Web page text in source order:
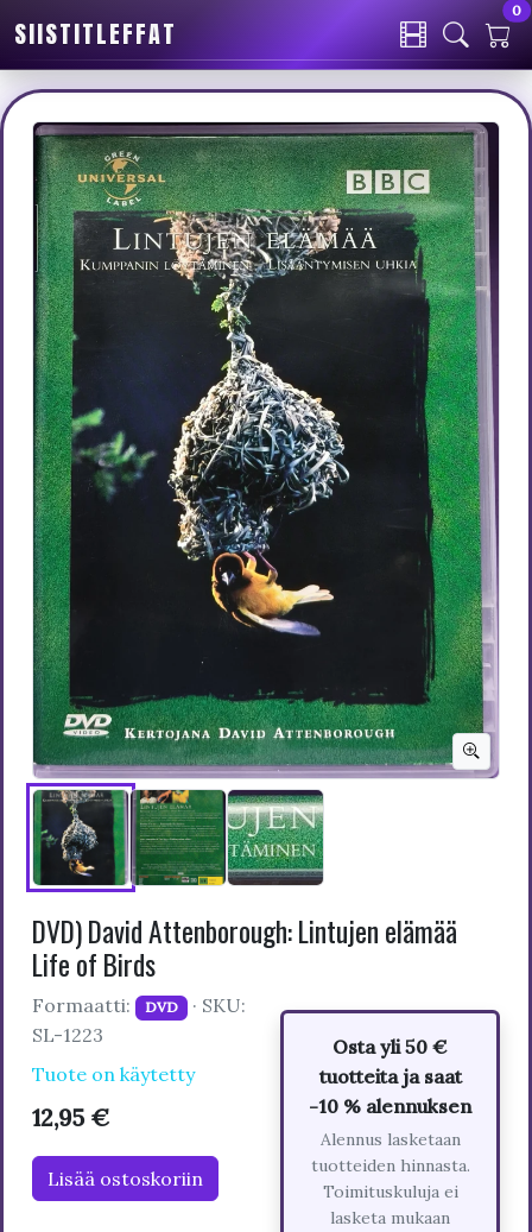
SIISTITLEFFAT
0
DVD) Da­vid At­ten­bo­rough: Lintujen elämää
Life of Birds
Formaatti: DVD · SKU:
SL-1223
Tuote on käytetty
12,95 €
Lisää ostoskoriin
Osta yli 50 €
tuotteita ja saat
-10 % alennuksen
Alennus lasketaan
tuotteiden hinnasta.
Toimituskuluja ei
lasketa mukaan